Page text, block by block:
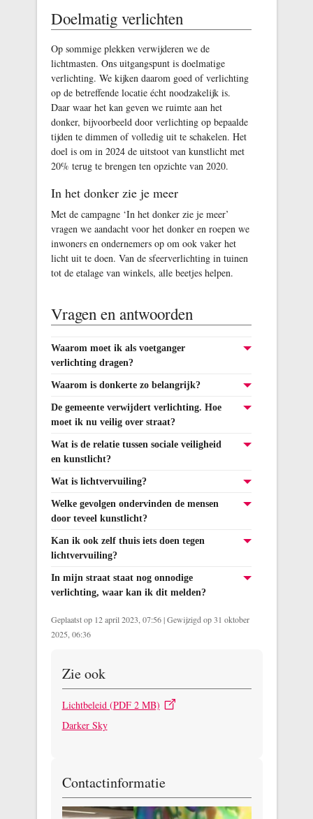
Doelmatig verlichten
Op sommige plekken verwijderen we de
lichtmasten. Ons uitgangspunt is doelmatige
verlichting. We kijken daarom goed of verlichting
op de betreffende locatie écht noodzakelijk is.
Daar waar het kan geven we ruimte aan het
donker, bijvoorbeeld door verlichting op bepaalde
tijden te dimmen of volledig uit te schakelen. Het
doel is om in 2024 de uitstoot van kunstlicht met
20% terug te brengen ten opzichte van 2020.
In het donker zie je meer
Met de campagne ‘In het donker zie je meer’
vragen we aandacht voor het donker en roepen we
inwoners en ondernemers op om ook vaker het
licht uit te doen. Van de sfeerverlichting in tuinen
tot de etalage van winkels, alle beetjes helpen.
Vragen en antwoorden
Waarom moet ik als voetganger
verlichting dragen?
Waarom is donkerte zo belangrijk?
De gemeente verwijdert verlichting. Hoe
moet ik nu veilig over straat?
Wat is de relatie tussen sociale veiligheid
en kunstlicht?
Wat is lichtvervuiling?
Welke gevolgen ondervinden de mensen
door teveel kunstlicht?
Kan ik ook zelf thuis iets doen tegen
lichtvervuiling?
In mijn straat staat nog onnodige
verlichting, waar kan ik dit melden?
Geplaatst op 12 april 2023, 07:56|Gewijzigd op 31 oktober
2025, 06:36
Zie ook
Lichtbeleid (PDF 2 MB)
Darker Sky
Contactinformatie